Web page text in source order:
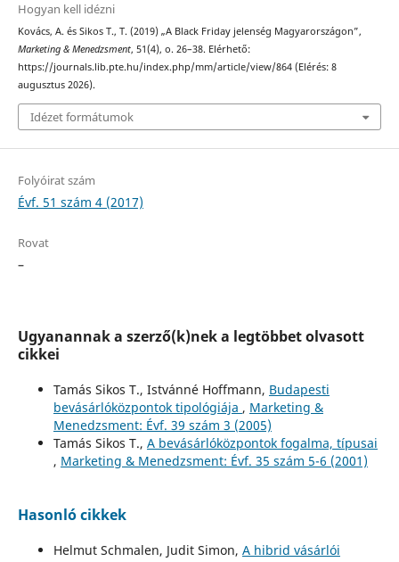
Hogyan kell idézni
Kovács, A. és Sikos T., T. (2019) „A Black Friday jelenség Magyarországon”,
Marketing & Menedzsment, 51(4), o. 26–38. Elérhető:
https://journals.lib.pte.hu/index.php/mm/article/view/864 (Elérés: 8
augusztus 2026).
Idézet formátumok
Folyóirat szám
Évf. 51 szám 4 (2017)
Rovat
–
Ugyanannak a szerző(k)nek a legtöbbet olvasott
cikkei
Tamás Sikos T., Istvánné Hoffmann, Budapesti
bevásárlóközpontok tipológiája , Marketing &
Menedzsment: Évf. 39 szám 3 (2005)
Tamás Sikos T., A bevásárlóközpontok fogalma, típusai
, Marketing & Menedzsment: Évf. 35 szám 5-6 (2001)
Hasonló cikkek
Helmut Schmalen, Judit Simon, A hibrid vásárlói